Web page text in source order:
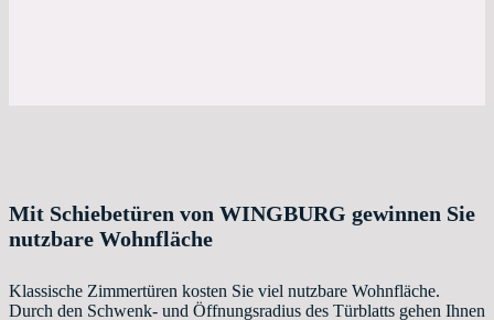
Mit Schiebetüren von WINGBURG gewinnen Sie
nutzbare Wohnfläche
Klassische Zimmertüren kosten Sie viel nutzbare Wohnfläche.
Durch den Schwenk- und Öffnungsradius des Türblatts gehen Ihnen